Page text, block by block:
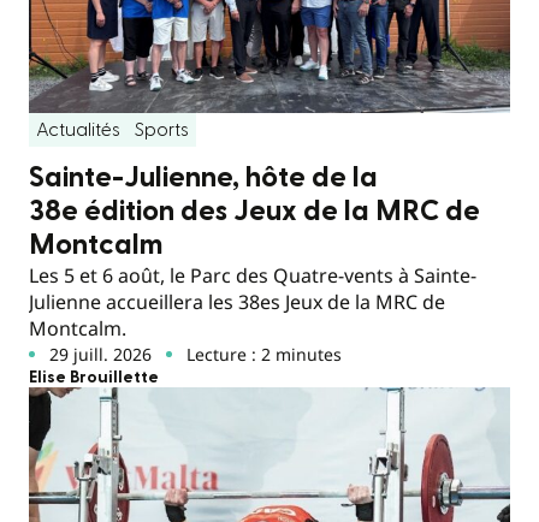
Actualités Sports
Sainte-Julienne, hôte de la
38e édition des Jeux de la MRC de
Montcalm
Les 5 et 6 août, le Parc des Quatre-vents à Sainte-
Julienne accueillera les 38es Jeux de la MRC de
Montcalm.
29 juill. 2026 Lecture : 2 minutes
Elise Brouillette